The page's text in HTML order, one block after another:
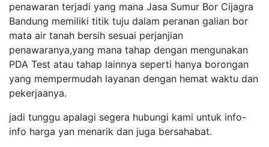
penawaran terjadi yang mana Jasa Sumur Bor Cijagra
Bandung memiliki titik tuju dalam peranan galian bor
mata air tanah bersih sesuai perjanjian
penawaranya,yang mana tahap dengan mengunakan
PDA Test atau tahap lainnya seperti hanya borongan
yang mempermudah layanan dengan hemat waktu dan
pekerjaanya.
jadi tunggu apalagi segera hubungi kami untuk info-
info harga yan menarik dan juga bersahabat.